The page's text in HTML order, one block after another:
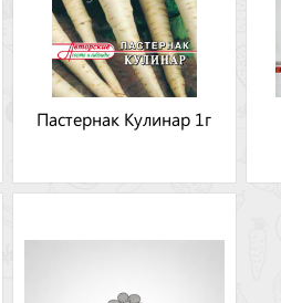
Пастернак Кулинар 1г